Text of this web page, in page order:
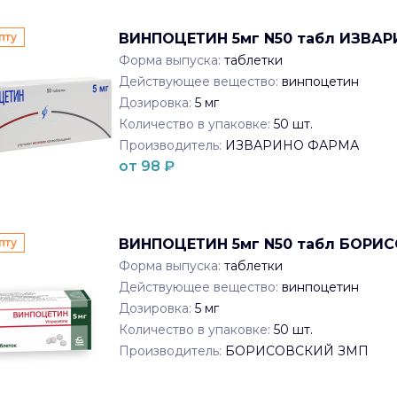
ВИНПОЦЕТИН 5мг N50 табл
Форма выпуска: таблетки
Действующее вещество: винпоцетин
Дозировка: 5 мг
Количество в упаковке: 50 шт.
Производитель: ИЗВАРИНО ФАРМА
от 98 ₽
ВИНПОЦЕТИН 5мг N50 табл
Форма выпуска: таблетки
Действующее вещество: винпоцетин
Дозировка: 5 мг
Количество в упаковке: 50 шт.
Производитель: БОРИСОВСКИЙ ЗМП